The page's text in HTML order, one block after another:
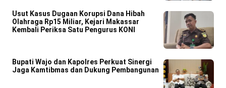
Usut Kasus Dugaan Korupsi Dana Hibah
Olahraga Rp15 Miliar, Kejari Makassar
Kembali Periksa Satu Pengurus KONI
Bupati Wajo dan Kapolres Perkuat Sinergi
Jaga Kamtibmas dan Dukung Pembangunan